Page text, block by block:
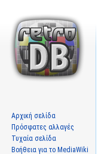
Αρχική σελίδα
Πρόσφατες αλλαγές
Τυχαία σελίδα
Βοήθεια για το MediaWiki